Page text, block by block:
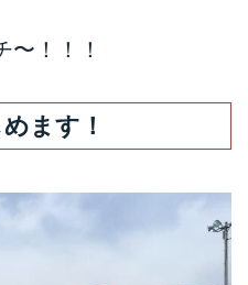
〜！！！
ます！